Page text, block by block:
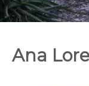
Ana